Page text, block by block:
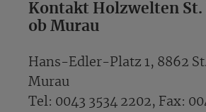
Kontakt Holzwelten St.
ob Murau
Hans-Edler-Platz 1, 8862
Murau
Tel: 0043 3534 2202, Fax: